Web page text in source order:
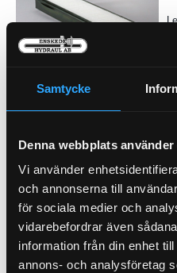
Samtycke
Denna webbplats
Vi använder
och annonserna till
för sociala medier och
vidarebefordrar även
information från din enhet
annons- och analysföretag